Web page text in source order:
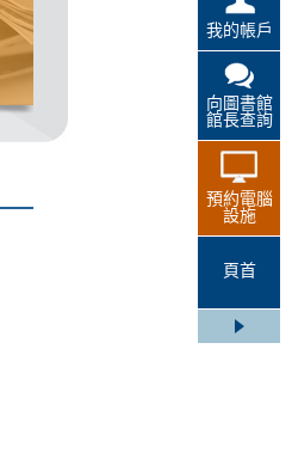
我的帳戶
向圖書館
館長查詢
預約電腦
設施
頁首